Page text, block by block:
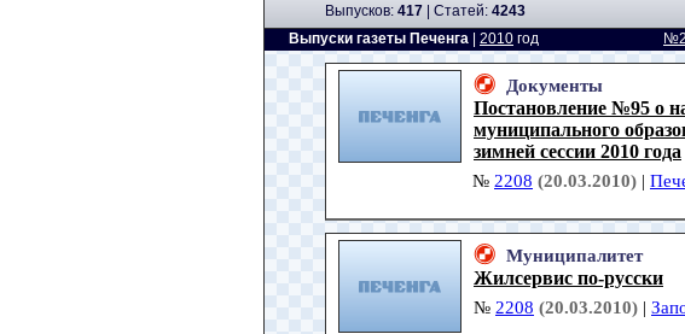
Выпусков: 417 | Cтатей: 4243
Выпуски газеты Печенга
2010 год
Документы
Постановление №95 о
муниципального
зимней сессии 2010 года
№ 2208 (20.03.2010) |
Муниципалитет
Жилсервис по-русски
№ 2208 (20.03.2010) |